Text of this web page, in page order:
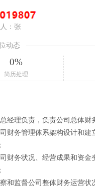
：张
动态
0%
简历处理
经理负责，负责公司总体
财务管理体系架构设计和
财务状况、经营成果和资
和监督公司整体财务运营